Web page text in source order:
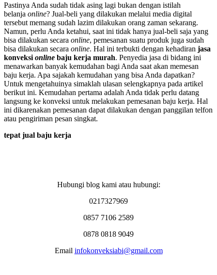
Pastinya Anda sudah tidak asing lagi bukan dengan istilah
belanja online? Jual-beli yang dilakukan melalui media digital
tersebut memang sudah lazim dilakukan orang zaman sekarang.
Namun, perlu Anda ketahui, saat ini tidak hanya jual-beli saja yang
bisa dilakukan secara online, pemesanan suatu produk juga sudah
bisa dilakukan secara online. Hal ini terbukti dengan kehadiran jasa
konveksi online baju kerja murah. Penyedia jasa di bidang ini
menawarkan banyak kemudahan bagi Anda saat akan memesan
baju kerja. Apa sajakah kemudahan yang bisa Anda dapatkan?
Untuk mengetahuinya simaklah ulasan selengkapnya pada artikel
berikut ini. Kemudahan pertama adalah Anda tidak perlu datang
langsung ke konveksi untuk melakukan pemesanan baju kerja. Hal
ini dikarenakan pemesanan dapat dilakukan dengan panggilan telfon
atau pengiriman pesan singkat.
tepat jual baju kerja
Hubungi blog kami atau hubungi:
0217327969
0857 7106 2589
0878 0818 9049
Email infokonveksiabi@gmail.com